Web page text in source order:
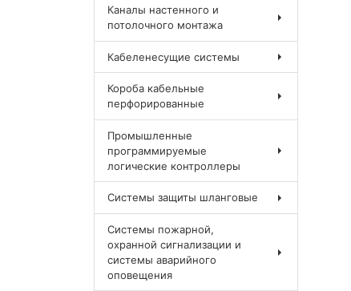
Каналы настенного и
потолочного монтажа
Кабеленесущие системы
Короба кабельные
перфорированные
Промышленные
программируемые
логические контроллеры
Системы защиты шланговые
Системы пожарной,
охранной сигнализации и
системы аварийного
оповещения